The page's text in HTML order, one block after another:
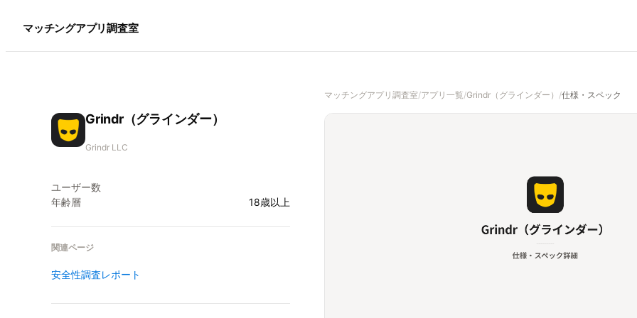
マッチングアプリ調査室
Grindr（グラインダー）
Grindr LLC
ユーザー数
年齢層
18歳以上
関連ページ
安全性調査レポート
マッチングアプリ調査室/アプリ一覧/Grindr（グラインダー） /仕様・スペック